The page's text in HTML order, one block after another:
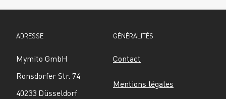
ADRESSE
Mymito GmbH
Ronsdorfer Str. 74
40233 Düsseldorf
GÉNÉRALITÉS
Contact
Mentions légales